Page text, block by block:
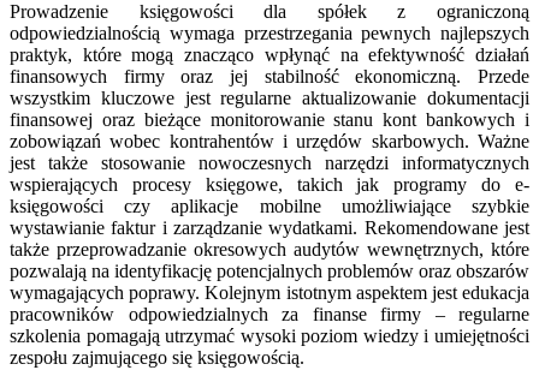
Prowadzenie księgowości dla spółek z ograniczoną
odpowiedzialnością wymaga przestrzegania pewnych najlepszych
praktyk, które mogą znacząco wpłynąć na efektywność działań
finansowych firmy oraz jej stabilność ekonomiczną. Przede
wszystkim kluczowe jest regularne aktualizowanie dokumentacji
finansowej oraz bieżące monitorowanie stanu kont bankowych i
zobowiązań wobec kontrahentów i urzędów skarbowych. Ważne
jest także stosowanie nowoczesnych narzędzi informatycznych
wspierających procesy księgowe, takich jak programy do e-
księgowości czy aplikacje mobilne umożliwiające szybkie
wystawianie faktur i zarządzanie wydatkami. Rekomendowane jest
także przeprowadzanie okresowych audytów wewnętrznych, które
pozwalają na identyfikację potencjalnych problemów oraz obszarów
wymagających poprawy. Kolejnym istotnym aspektem jest edukacja
pracowników odpowiedzialnych za finanse firmy – regularne
szkolenia pomagają utrzymać wysoki poziom wiedzy i umiejętności
zespołu zajmującego się księgowością.